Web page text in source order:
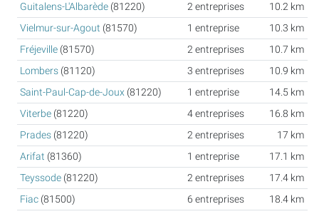
Guitalens-L'Albarède (81220) 2 entreprises
10.2 km
Vielmur-sur-Agout (81570) 1 entreprise
10.3 km
Fréjeville (81570) 2 entreprises
10.7 km
Lombers (81120) 3 entreprises
10.9 km
Saint-Paul-Cap-de-Joux (81220) 1 entreprise
14.5 km
Viterbe (81220) 4 entreprises
16.8 km
Prades (81220) 2 entreprises
17 km
Arifat (81360) 1 entreprise
17.1 km
Teyssode (81220) 2 entreprises
17.4 km
Fiac (81500) 6 entreprises
18.4 km